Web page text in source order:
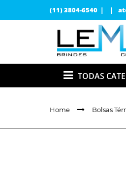
(11) 3804-6540 | |
TODAS
Home Bolsas